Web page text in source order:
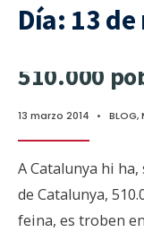
Día: 13
510.000
13 marzo 2014 • BLOG,
A Catalunya hi
de Catalunya,
feina, es troben